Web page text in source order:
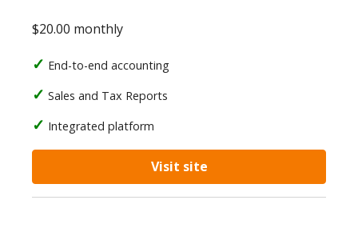
$20.00 monthly
End-to-end accounting
Sales and Tax Reports
Integrated platform
Visit site